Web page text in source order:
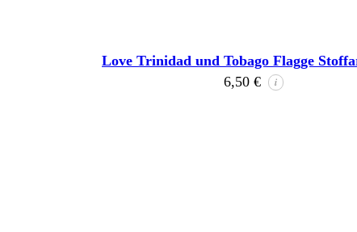
Love Trinidad und Tobago Flagge
6,50 € i